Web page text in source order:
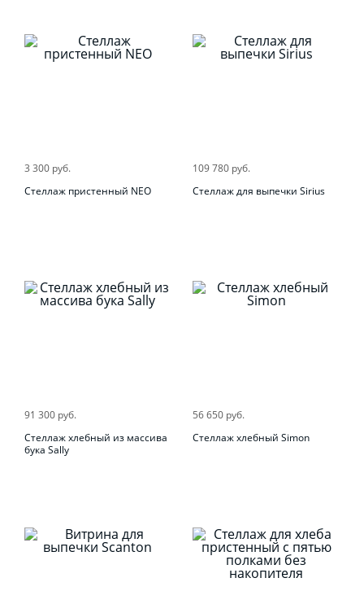
3 300 руб.
Стеллаж пристенный NEO
109 780 руб.
Стеллаж для выпечки Sirius
91 300 руб.
Стеллаж хлебный из массива
бука Sally
56 650 руб.
Стеллаж хлебный Simon